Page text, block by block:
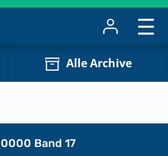
Alle Archive
Band 17